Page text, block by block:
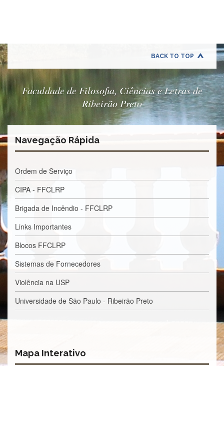
Estudar
Exterior
Editais
Eleições
Concursos
Concursos
Processos
Seletivos
Licitações/Contratações
BACK TO TOP
Faculdade de Filosofia, Ciências e Letras de
Ribeirão Preto
Navegação Rápida
Ordem de Serviço
CIPA - FFCLRP
Brigada de Incêndio - FFCLRP
Links Importantes
Blocos FFCLRP
Sistemas de Fornecedores
Violência na USP
Universidade de São Paulo - Ribeirão Preto
Mapa Interativo